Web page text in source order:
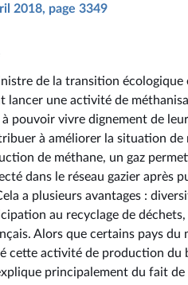
2018, page 3349
de la transition
une activité de
pouvoir vivre dignement de
à améliorer la situation
de méthane, un gaz
dans le réseau gazier après
a plusieurs avantages :
au recyclage de
Alors que certains pays du
cette activité de production du
principalement du fait